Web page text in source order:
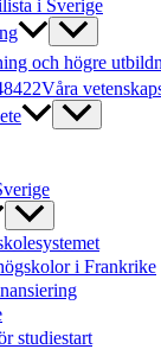
i Sverige
och högre
Våra
i Frankrike
studiestart